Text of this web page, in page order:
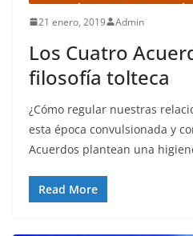
21 enero, 2019 Admin
Los Cuatro
filosofía tolteca
¿Cómo regular nuestras
esta época convulsionada y
Acuerdos plantean una
Read More